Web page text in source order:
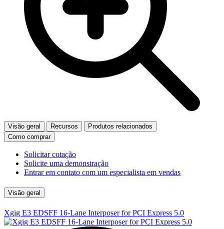
Visão geral Recursos
Produtos relacionados
Como comprar
Solicitar cotação
Solicite uma demonstração
Entrar em contato com um especialista em vendas
Visão geral
Xgig E3 EDSFF 16-Lane Interposer for PCI Express 5.0